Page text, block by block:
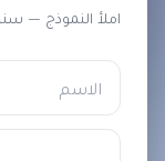
املأ النموذج —